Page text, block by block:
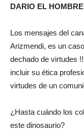
DARIO EL
Los mensajes del
Arizmendi, es un
dechado de virtudes
incluir su ética
virtudes de un
¿Hasta cuándo los
este dinosaurio?